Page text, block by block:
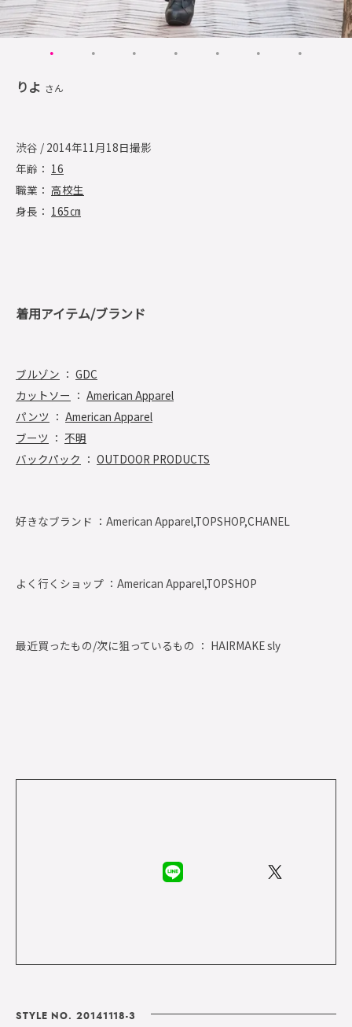
りよ さん
渋谷 / 2014年11月18日撮影
年齢： 16
職業： 高校生
身長： 165㎝
着用アイテム/ブランド
ブルゾン ： GDC
カットソー ： American Apparel
パンツ ： American Apparel
ブーツ ： 不明
バックパック ： OUTDOOR PRODUCTS
好きなブランド ： American Apparel,TOPSHOP,CHANEL
よく行くショップ ： American Apparel,TOPSHOP
最近買ったもの/次に狙っているもの ： HAIRMAKE sly
STYLE NO. 20141118-3